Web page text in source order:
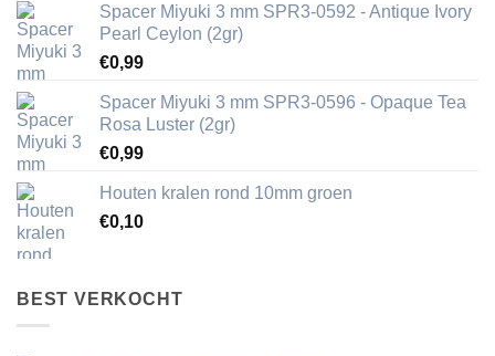
Spacer Miyuki 3 mm SPR3-0592 - Antique Ivory
Pearl Ceylon (2gr)
€0,99
Spacer Miyuki 3 mm SPR3-0596 - Opaque Tea
Rosa Luster (2gr)
€0,99
Houten kralen rond 10mm groen
€0,10
BEST VERKOCHT